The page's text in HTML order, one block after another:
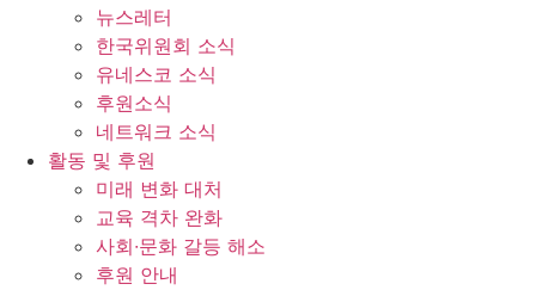
뉴스레터
한국위원회 소식
유네스코 소식
후원소식
네트워크 소식
활동 및 후원
미래 변화 대처
교육 격차 완화
사회∙문화 갈등 해소
후원 안내